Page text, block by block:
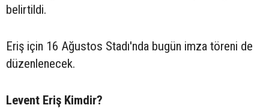
belirtildi.
Eriş için 16 Ağustos Stadı'nda bugün imza töreni de
düzenlenecek.
Levent Eriş Kimdir?